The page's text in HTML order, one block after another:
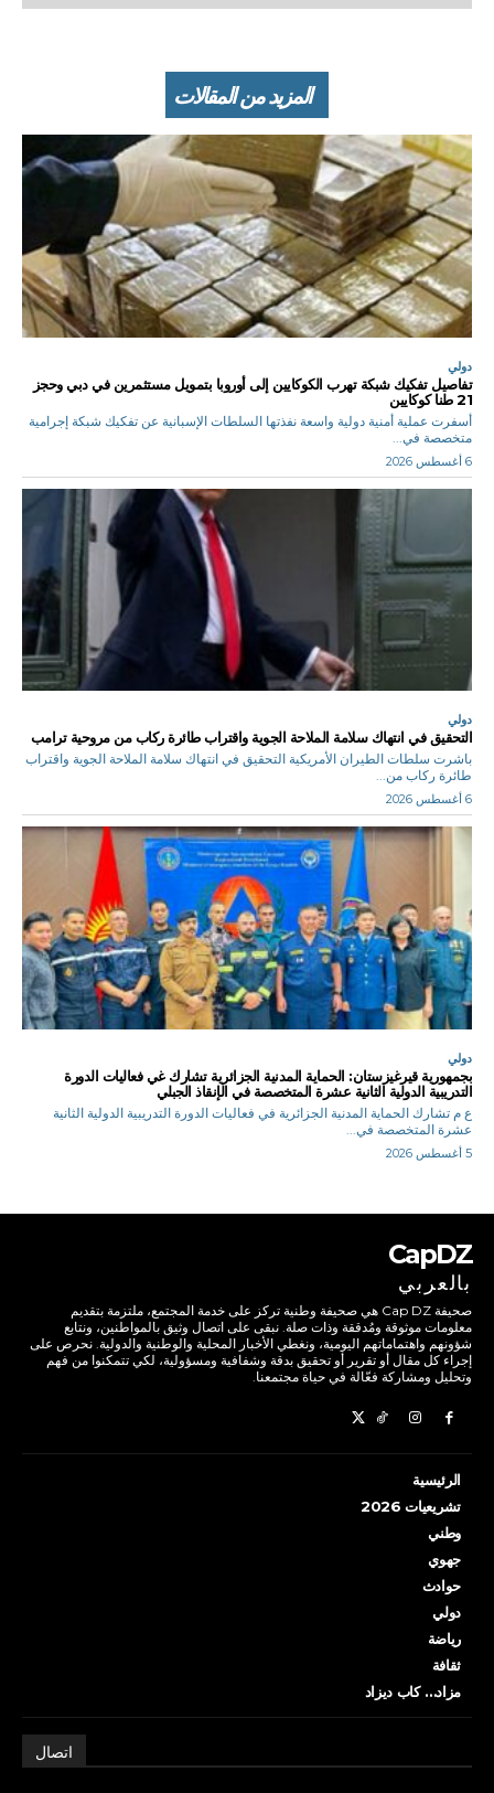
المزيد من المقالات
دولي
تفاصيل تفكيك شبكة تهرب الكوكايين إلى أوروبا بتمويل مستثمرين في دبي وحجز
21 طنا كوكايين
أسفرت عملية أمنية دولية واسعة نفذتها السلطات الإسبانية عن تفكيك شبكة إجرامية
متخصصة في...
6 أغسطس 2026
دولي
التحقيق في انتهاك سلامة الملاحة الجوية واقتراب طائرة ركاب من مروحية ترامب
باشرت سلطات الطيران الأمريكية التحقيق في انتهاك سلامة الملاحة الجوية واقتراب
طائرة ركاب من...
6 أغسطس 2026
دولي
بجمهورية قيرغيزستان: الحماية المدنية الجزائرية تشارك غي فعاليات الدورة
التدريبية الدولية الثانية عشرة المتخصصة في الإنقاذ الجبلي
ع م تشارك الحماية المدنية الجزائرية في فعاليات الدورة التدريبية الدولية الثانية
عشرة المتخصصة في...
5 أغسطس 2026
CapDZ
بالعربي
صحيفة Cap DZ هي صحيفة وطنية تركز على خدمة المجتمع، ملتزمة بتقديم
معلومات موثوقة ومُدققة وذات صلة. نبقى على اتصال وثيق بالمواطنين، ونتابع
شؤونهم واهتماماتهم اليومية، ونغطي الأخبار المحلية والوطنية والدولية. نحرص على
إجراء كل مقال أو تقرير أو تحقيق بدقة وشفافية ومسؤولية، لكي تتمكنوا من فهم
وتحليل ومشاركة فعّالة في حياة مجتمعنا.
الرئيسية
تشريعيات 2026
وطني
جهوي
حوادث
دولي
رياضة
ثقافة
مزاد… كاب ديزاد
اتصال